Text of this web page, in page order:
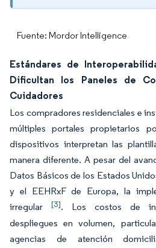
Fuente: Mordor Intelligence
Estándares de
Dificultan los Paneles de
Cuidadores
Los compradores residenciales e
múltiples portales propietarios
dispositivos interpretan las
manera diferente. A pesar del
Datos Básicos de los Estados
y el EEHRxF de Europa, la
irregular [3]. Los costos de
despliegues en volumen,
agencias de atención